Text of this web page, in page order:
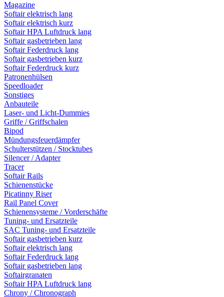
Magazine
Softair elektrisch lang
Softair elektrisch kurz
Softair HPA Luftdruck lang
Softair gasbetrieben lang
Softair Federdruck lang
Softair gasbetrieben kurz
Softair Federdruck kurz
Patronenhülsen
Speedloader
Sonstiges
Anbauteile
Laser- und Licht-Dummies
Griffe / Griffschalen
Bipod
Mündungsfeuerdämpfer
Schulterstützen / Stocktubes
Silencer / Adapter
Tracer
Softair Rails
Schienenstücke
Picatinny Riser
Rail Panel Cover
Schienensysteme / Vorderschäfte
Tuning- und Ersatzteile
SAC Tuning- und Ersatzteile
Softair gasbetrieben kurz
Softair elektrisch lang
Softair Federdruck lang
Softair gasbetrieben lang
Softairgranaten
Softair HPA Luftdruck lang
Chrony / Chronograph